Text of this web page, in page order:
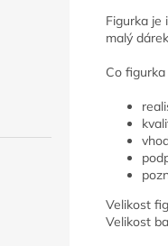
Figurka je
malý
Co
Velikost
Velikost